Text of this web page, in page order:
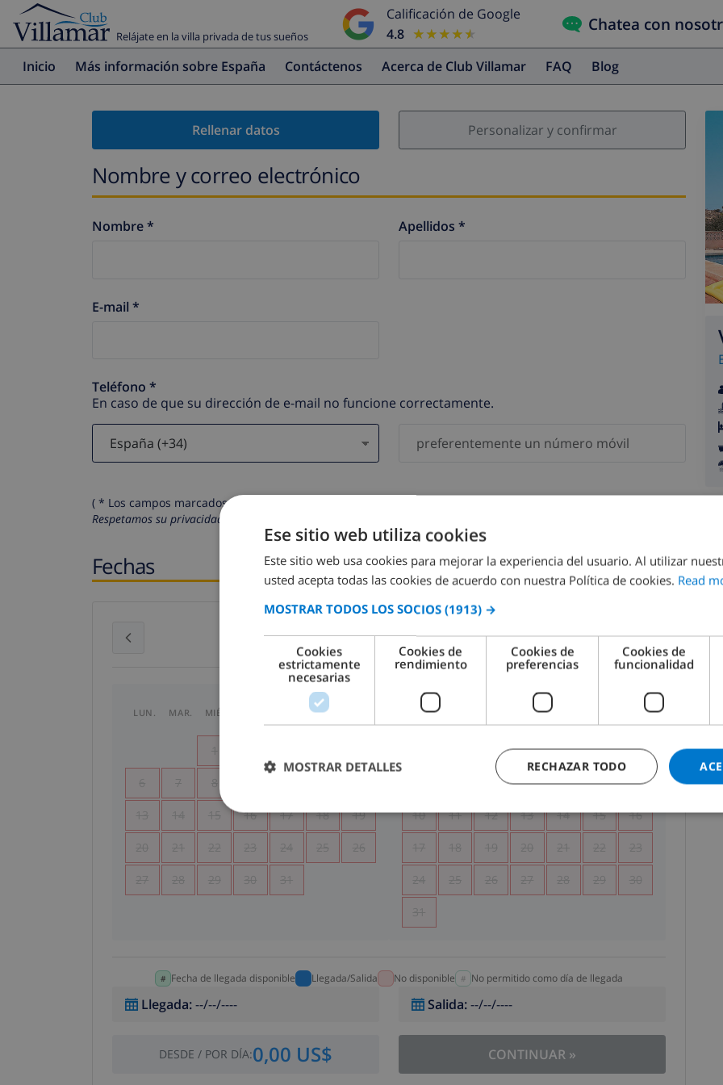
Relájate en la villa privada de tus sueños
Calificación de Google
4.8
★★★★★
★★★★★ Chatea con
Inicio Más información sobre España Contáctenos Acerca de Club Villamar FAQ Blog
Rellenar datos Personalizar y confirmar
Nombre y correo electrónico
Nombre * Apellidos *
E-mail *
Teléfono *
En caso de que su dirección de e-mail no funcione correctamente.
( * Los campos marcados con un asterisco son obligatorios )
Respetamos su privacidad. Sus datos personales no serán compartidos con ninguna otra persona o empresa.
Fechas
julio 2026 agosto 2026
LUN. MAR. MIÉ. SÁB.
1
6 7 8
13 14 15 16 17 18 19
20 21 22 23 24 25 26
27 28 29 30 31
LUN. JUE. DOM.
1 2
6 7 8 9
10 11 12 13 14 15 16
17 18 19 20 21 22 23
24 25 26 27 28 29 30
31
Fecha de llegada disponible Llegada/Salida No disponible No permitido como día de llegada
Llegada:--/--/---- Salida:--/--/----
DESDE / POR DÍA:0,00 US$ CONTINUAR »
Ese sitio web utiliza cookies
Este sitio web usa cookies para mejorar la experiencia del usuario. Al utilizar
usted acepta todas las cookies de acuerdo con nuestra Política de cookies. Read
MOSTRAR TODOS LOS SOCIOS (1913) →
Cookies
estrictamente
necesarias
Cookies de
rendimiento
Cookies de
preferencias
Cookies de
funcionalidad
RECHAZAR TODO
MOSTRAR DETALLES